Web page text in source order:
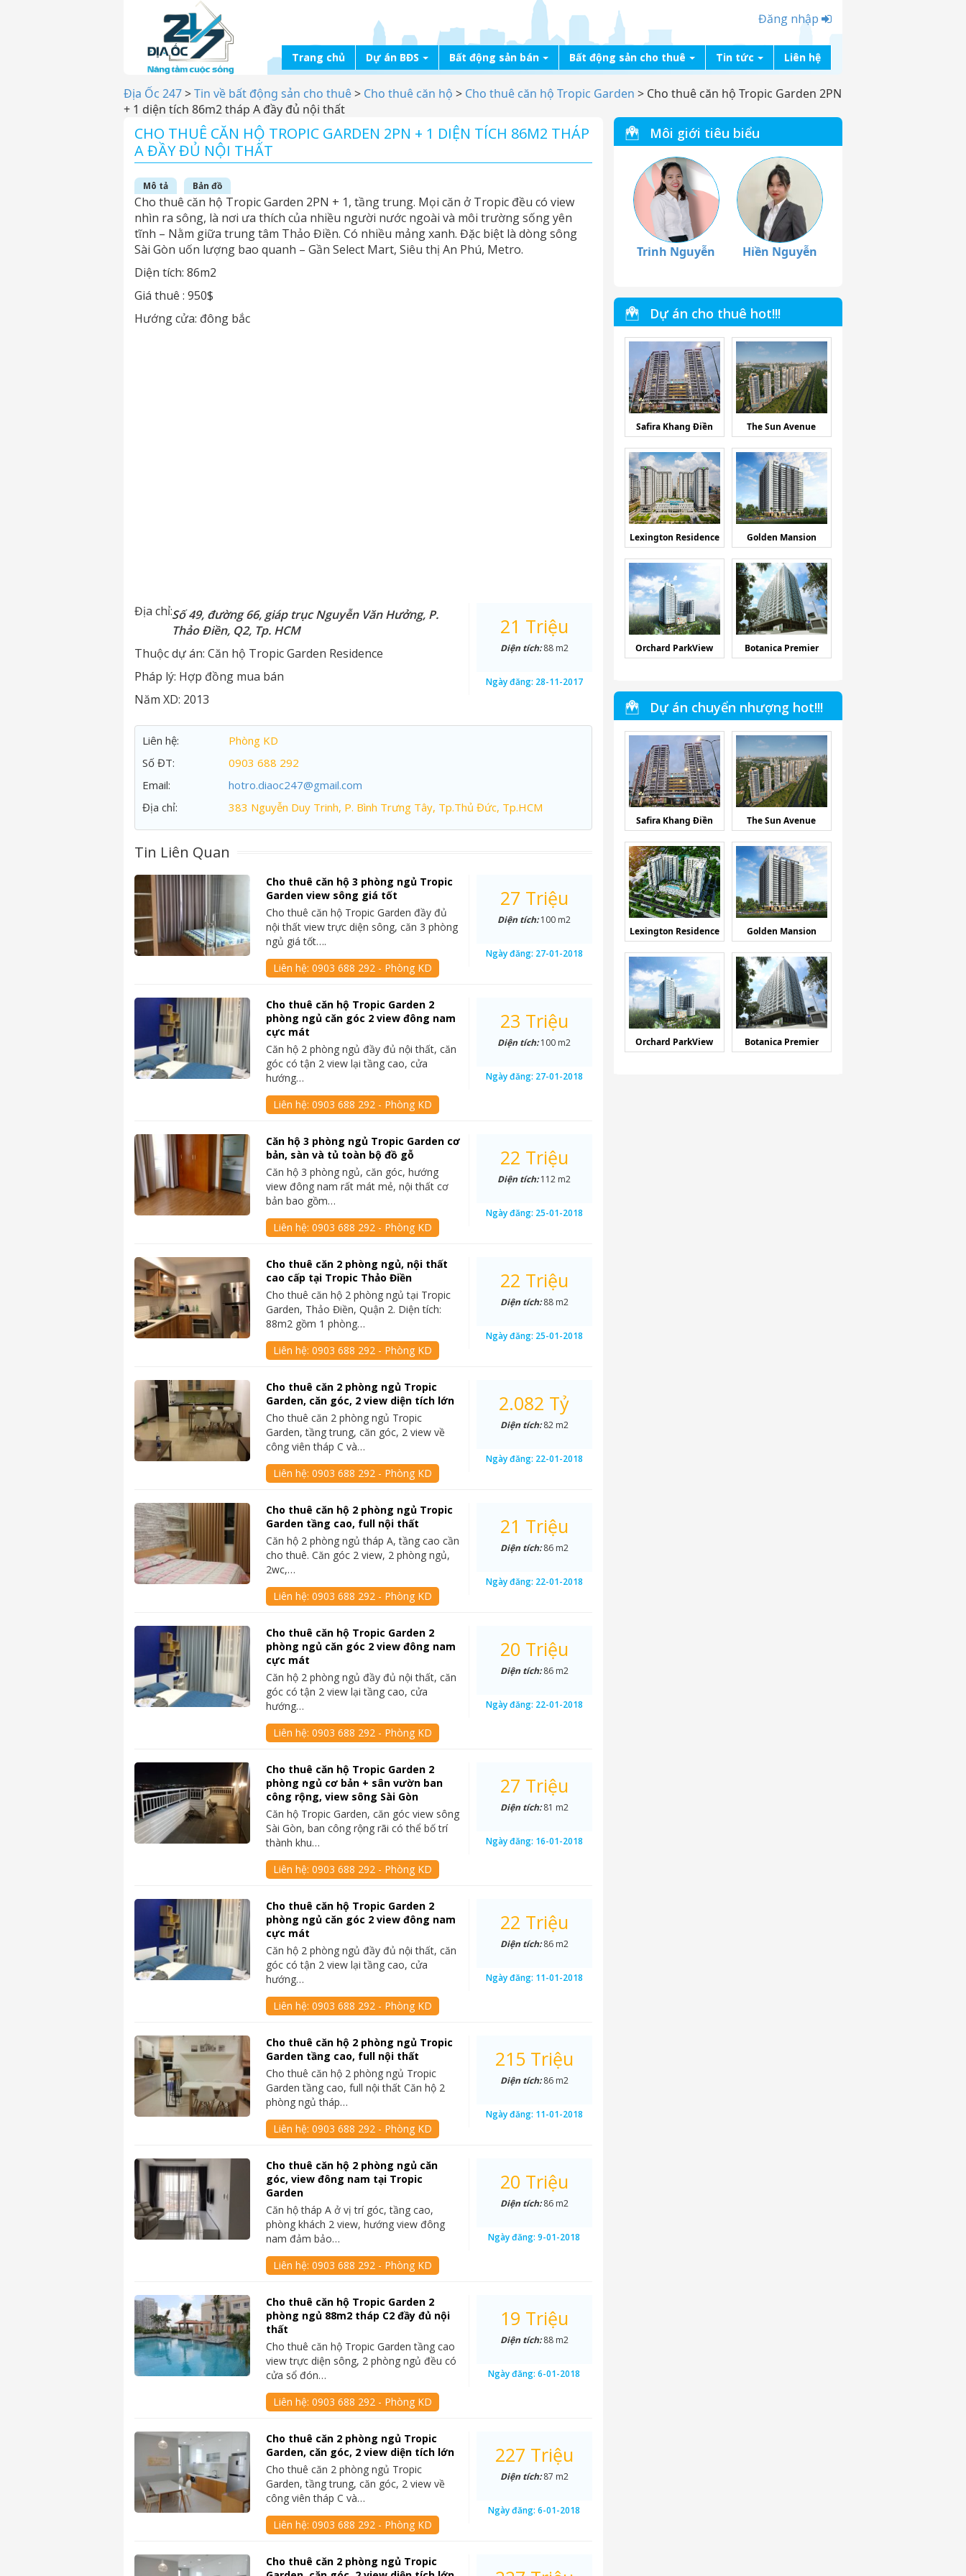
Đăng nhập
Trang chủ Dự án BĐS Bất động sản bán Bất động sản cho thuê Tin tức Liên hệ
Địa Ốc 247>Tin về bất động sản cho thuê> Cho thuê căn hộ > Cho thuê căn hộ Tropic Garden > Cho thuê căn hộ Tropic Garden 2PN
+ 1 diện tích 86m2 tháp A đầy đủ nội thất
CHO THUÊ CĂN HỘ TROPIC GARDEN 2PN + 1 DIỆN TÍCH 86M2 THÁP
A ĐẦY ĐỦ NỘI THẤT
Mô tả Bản đồ
Cho thuê căn hộ Tropic Garden 2PN + 1, tầng trung. Mọi căn ở Tropic đều có view
nhìn ra sông, là nơi ưa thích của nhiều người nước ngoài và môi trường sống yên
tĩnh – Nằm giữa trung tâm Thảo Điền. Có nhiều mảng xanh. Đặc biệt là dòng sông
Sài Gòn uốn lượng bao quanh – Gần Select Mart, Siêu thị An Phú, Metro.
Diện tích: 86m2
Giá thuê : 950$
Hướng cửa: đông bắc
Địa chỉ:Số 49, đường 66, giáp trục Nguyễn Văn Hưởng, P.
Thảo Điền, Q2, Tp. HCM
Thuộc dự án: Căn hộ Tropic Garden Residence
Pháp lý: Hợp đồng mua bán
Năm XD: 2013
21 Triệu
Diện tích:88 m2
Ngày đăng: 28-11-2017
Liên hệ:
Phòng KD
Số ĐT:
0903 688 292
Email:
hotro.diaoc247@gmail.com
Địa chỉ:
383 Nguyễn Duy Trinh, P. Bình Trưng Tây, Tp.Thủ Đức, Tp.HCM
Tin Liên Quan
Cho thuê căn hộ 3 phòng ngủ Tropic
Garden view sông giá tốt
Cho thuê căn hộ Tropic Garden đầy đủ
nội thất view trực diện sông, căn 3 phòng
ngủ giá tốt….
Liên hệ:0903 688 292 - Phòng KD
27 Triệu
Diện tích:100 m2
Ngày đăng: 27-01-2018
Cho thuê căn hộ Tropic Garden 2
phòng ngủ căn góc 2 view đông nam
cực mát
Căn hộ 2 phòng ngủ đầy đủ nội thất, căn
góc có tận 2 view lại tầng cao, cửa
hướng…
Liên hệ:0903 688 292 - Phòng KD
23 Triệu
Diện tích:100 m2
Ngày đăng: 27-01-2018
Căn hộ 3 phòng ngủ Tropic Garden cơ
bản, sàn và tủ toàn bộ đồ gỗ
Căn hộ 3 phòng ngủ, căn góc, hướng
view đông nam rất mát mẻ, nội thất cơ
bản bao gồm…
Liên hệ:0903 688 292 - Phòng KD
22 Triệu
Diện tích:112 m2
Ngày đăng: 25-01-2018
Cho thuê căn 2 phòng ngủ, nội thất
cao cấp tại Tropic Thảo Điền
Cho thuê căn hộ 2 phòng ngủ tại Tropic
Garden, Thảo Điền, Quận 2. Diện tích:
88m2 gồm 1 phòng…
Liên hệ:0903 688 292 - Phòng KD
22 Triệu
Diện tích:88 m2
Ngày đăng: 25-01-2018
Cho thuê căn 2 phòng ngủ Tropic
Garden, căn góc, 2 view diện tích lớn
Cho thuê căn 2 phòng ngủ Tropic
Garden, tầng trung, căn góc, 2 view về
công viên tháp C và…
Liên hệ:0903 688 292 - Phòng KD
2.082 Tỷ
Diện tích:82 m2
Ngày đăng: 22-01-2018
Cho thuê căn hộ 2 phòng ngủ Tropic
Garden tầng cao, full nội thất
Căn hộ 2 phòng ngủ tháp A, tầng cao cần
cho thuê. Căn góc 2 view, 2 phòng ngủ,
2wc,…
Liên hệ:0903 688 292 - Phòng KD
21 Triệu
Diện tích:86 m2
Ngày đăng: 22-01-2018
Cho thuê căn hộ Tropic Garden 2
phòng ngủ căn góc 2 view đông nam
cực mát
Căn hộ 2 phòng ngủ đầy đủ nội thất, căn
góc có tận 2 view lại tầng cao, cửa
hướng…
Liên hệ:0903 688 292 - Phòng KD
20 Triệu
Diện tích:86 m2
Ngày đăng: 22-01-2018
Cho thuê căn hộ Tropic Garden 2
phòng ngủ cơ bản + sân vườn ban
công rộng, view sông Sài Gòn
Căn hộ Tropic Garden, căn góc view sông
Sài Gòn, ban công rộng rãi có thể bố trí
thành khu…
Liên hệ:0903 688 292 - Phòng KD
27 Triệu
Diện tích:81 m2
Ngày đăng: 16-01-2018
Cho thuê căn hộ Tropic Garden 2
phòng ngủ căn góc 2 view đông nam
cực mát
Căn hộ 2 phòng ngủ đầy đủ nội thất, căn
góc có tận 2 view lại tầng cao, cửa
hướng…
Liên hệ:0903 688 292 - Phòng KD
22 Triệu
Diện tích:86 m2
Ngày đăng: 11-01-2018
Cho thuê căn hộ 2 phòng ngủ Tropic
Garden tầng cao, full nội thất
Cho thuê căn hộ 2 phòng ngủ Tropic
Garden tầng cao, full nội thất Căn hộ 2
phòng ngủ tháp…
Liên hệ:0903 688 292 - Phòng KD
215 Triệu
Diện tích:86 m2
Ngày đăng: 11-01-2018
Cho thuê căn hộ 2 phòng ngủ căn
góc, view đông nam tại Tropic
Garden
Căn hộ tháp A ở vị trí góc, tầng cao,
phòng khách 2 view, hướng view đông
nam đảm bảo…
Liên hệ:0903 688 292 - Phòng KD
20 Triệu
Diện tích:86 m2
Ngày đăng:9-01-2018
Cho thuê căn hộ Tropic Garden 2
phòng ngủ 88m2 tháp C2 đầy đủ nội
thất
Cho thuê căn hộ Tropic Garden tầng cao
view trực diện sông, 2 phòng ngủ đều có
cửa sổ đón…
Liên hệ:0903 688 292 - Phòng KD
19 Triệu
Diện tích:88 m2
Ngày đăng:6-01-2018
Cho thuê căn 2 phòng ngủ Tropic
Garden, căn góc, 2 view diện tích lớn
Cho thuê căn 2 phòng ngủ Tropic
Garden, tầng trung, căn góc, 2 view về
công viên tháp C và…
Liên hệ:0903 688 292 - Phòng KD
227 Triệu
Diện tích:87 m2
Ngày đăng:6-01-2018
Cho thuê căn 2 phòng ngủ Tropic
Môi giới tiêu biểu
Trinh Nguyễn Hiền Nguyễn
Dự án cho thuê hot!!!
Safira Khang Điền The Sun Avenue
Lexington Residence Golden Mansion
Orchard ParkView Botanica Premier
Dự án chuyển nhượng hot!!!
Safira Khang Điền The Sun Avenue
Lexington Residence Golden Mansion
Orchard ParkView Botanica Premier